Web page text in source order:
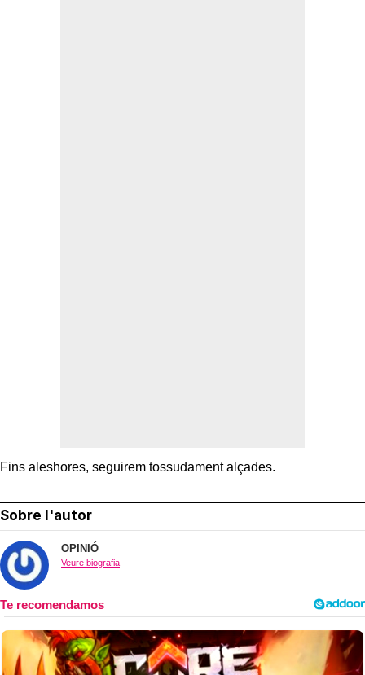
Fins aleshores, seguirem tossudament alçades.
Sobre l'autor
OPINIÓ
Veure biografia